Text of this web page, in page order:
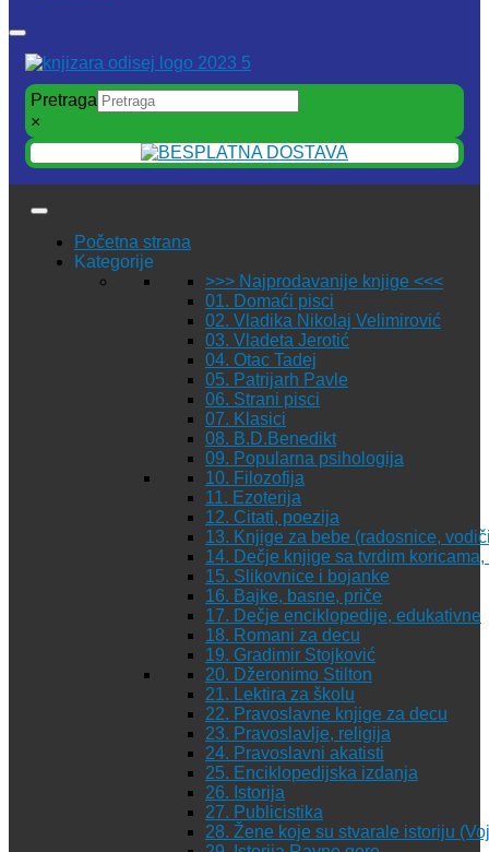
Pretraga
×
Početna strana
Kategorije
>>> Najprodavanije knjige <<<
01. Domaći pisci
02. Vladika Nikolaj Velimirović
03. Vladeta Jerotić
04. Otac Tadej
05. Patrijarh Pavle
06. Strani pisci
07. Klasici
08. B.D.Benedikt
09. Popularna psihologija
10. Filozofija
11. Ezoterija
12. Citati, poezija
13. Knjige za bebe (radosnice,
14. Dečje knjige sa tvrdim
15. Slikovnice i bojanke
16. Bajke, basne, priče
17. Dečje enciklopedije, edukativne
18. Romani za decu
19. Gradimir Stojković
20. Džeronimo Stilton
21. Lektira za školu
22. Pravoslavne knjige za decu
23. Pravoslavlje, religija
24. Pravoslavni akatisti
25. Enciklopedijska izdanja
26. Istorija
27. Publicistika
28. Žene koje su stvarale istoriju